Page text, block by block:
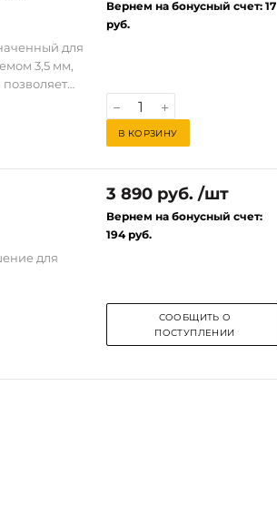
авто).
для
3,5 мм,
Вернем на бонусный счет: 17
руб.
В КОРЗИНУ
для
3 890 руб. /шт
Вернем на бонусный счет:
194 руб.
СООБЩИТЬ О
ПОСТУПЛЕНИИ